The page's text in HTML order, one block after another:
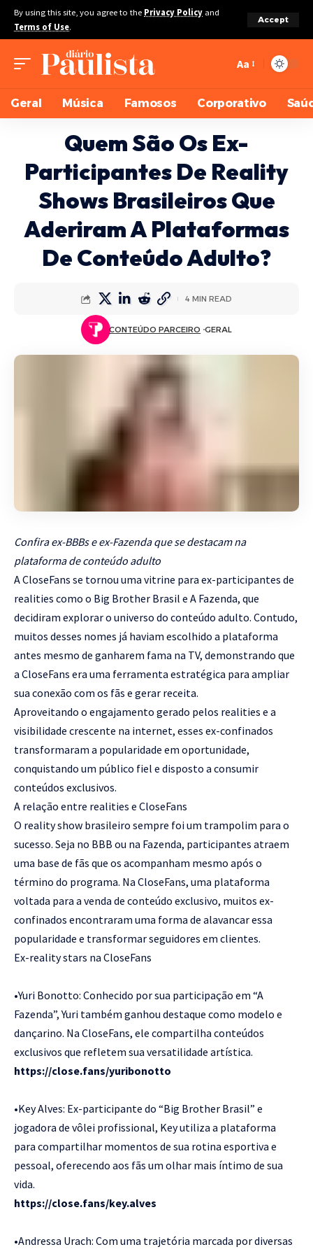
By using this site, you agree to the Privacy Policy and
Terms of Use.
Accept
Aa
Geral Música Famosos Corporativo
Quem São Os Ex-
Participantes De Reality
Shows Brasileiros Que
Aderiram A Plataformas
De Conteúdo Adulto?
CONTEÚDO PARCEIRO GERAL
4 MIN READ
Confira ex-BBBs e ex-Fazenda que se destacam na
plataforma de conteúdo adulto
A CloseFans se tornou uma vitrine para ex-participantes de
realities como o Big Brother Brasil e A Fazenda, que
decidiram explorar o universo do conteúdo adulto. Contudo,
muitos desses nomes já haviam escolhido a plataforma
antes mesmo de ganharem fama na TV, demonstrando que
a CloseFans era uma ferramenta estratégica para ampliar
sua conexão com os fãs e gerar receita.
Aproveitando o engajamento gerado pelos realities e a
visibilidade crescente na internet, esses ex-confinados
transformaram a popularidade em oportunidade,
conquistando um público fiel e disposto a consumir
conteúdos exclusivos.
A relação entre realities e CloseFans
O reality show brasileiro sempre foi um trampolim para o
sucesso. Seja no BBB ou na Fazenda, participantes atraem
uma base de fãs que os acompanham mesmo após o
término do programa. Na CloseFans, uma plataforma
voltada para a venda de conteúdo exclusivo, muitos ex-
confinados encontraram uma forma de alavancar essa
popularidade e transformar seguidores em clientes.
Ex-reality stars na CloseFans
•Yuri Bonotto: Conhecido por sua participação em “A
Fazenda”, Yuri também ganhou destaque como modelo e
dançarino. Na CloseFans, ele compartilha conteúdos
exclusivos que refletem sua versatilidade artística.
https://close.fans/yuribonotto
•Key Alves: Ex-participante do “Big Brother Brasil” e
jogadora de vôlei profissional, Key utiliza a plataforma
para compartilhar momentos de sua rotina esportiva e
pessoal, oferecendo aos fãs um olhar mais íntimo de sua
vida.
https://close.fans/key.alves
•Andressa Urach: Com uma trajetória marcada por diversas